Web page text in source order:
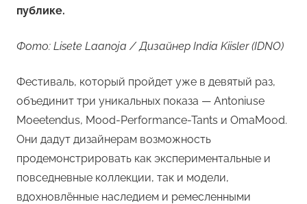
публике.
Фото: Lisete Laanoja / Дизайнер India Kiisler (IDNO)
Фестиваль, который пройдет уже в девятый раз,
объединит три уникальных показа — Antoniuse
Moeetendus, Mood-Performance-Tants и OmaMood.
Они дадут дизайнерам возможность
продемонстрировать как экспериментальные и
повседневные коллекции, так и модели,
вдохновлённые наследием и ремесленными